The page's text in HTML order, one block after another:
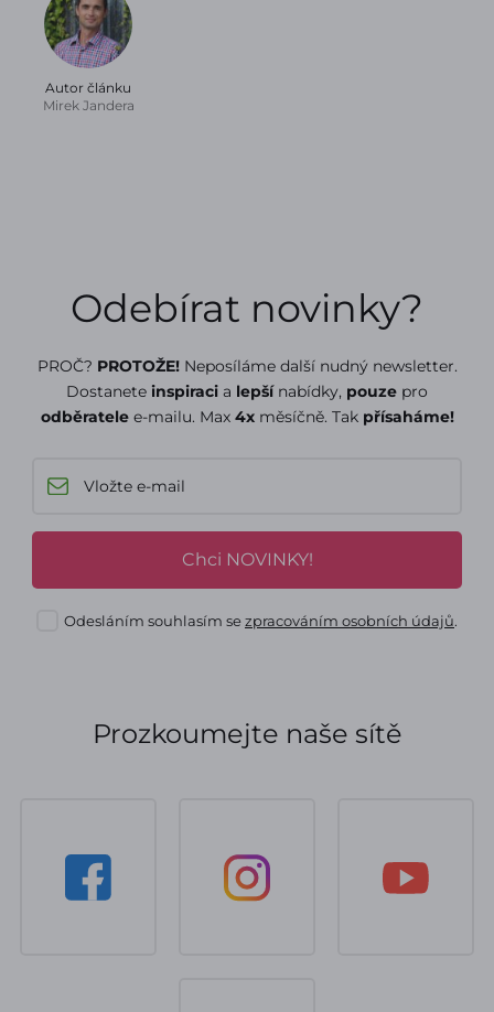
Autor článku
Mirek Jandera
Odebírat novinky?
PROČ? PROTOŽE! Neposíláme další nudný newsletter.
Dostanete inspiraci a lepšínabídky, pouze pro
odběratelee-mailu. Max 4xměsíčně. Tak přísaháme!
Chci NOVINKY!
Odesláním souhlasím sezpracováním osobních údajů.
Prozkoumejte naše sítě